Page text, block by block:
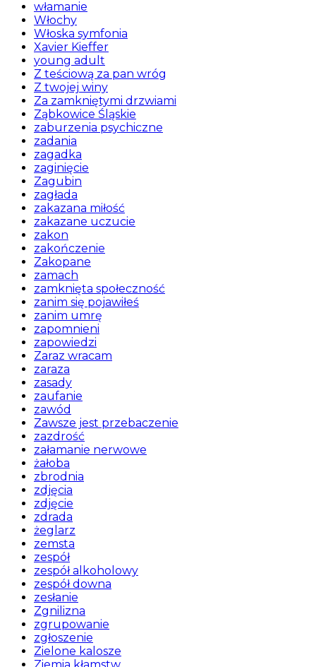
włamanie
Włochy
Włoska symfonia
Xavier Kieffer
young adult
Z teściową za pan wróg
Z twojej winy
Za zamkniętymi drzwiami
Ząbkowice Śląskie
zaburzenia psychiczne
zadania
zagadka
zaginięcie
Zagubin
zagłada
zakazana miłość
zakazane uczucie
zakon
zakończenie
Zakopane
zamach
zamknięta społeczność
zanim się pojawiłeś
zanim umrę
zapomnieni
zapowiedzi
Zaraz wracam
zaraza
zasady
zaufanie
zawód
Zawsze jest przebaczenie
zazdrość
załamanie nerwowe
żałoba
zbrodnia
zdjęcia
zdjęcie
zdrada
żeglarz
zemsta
zespół
zespół alkoholowy
zespół downa
zesłanie
Zgnilizna
zgrupowanie
zgłoszenie
Zielone kalosze